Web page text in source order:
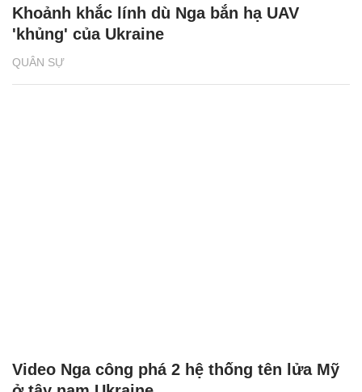
QUÂN SỰ
Khoảnh khắc lính dù Nga bắn hạ UAV
'khủng' của Ukraine
Video Nga công phá 2 hệ thống tên lửa Mỹ